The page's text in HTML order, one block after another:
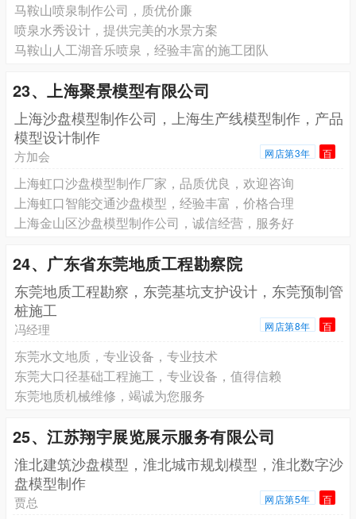
马鞍山喷泉制作公司，质优价廉
喷泉水秀设计，提供完美的水景方案
马鞍山人工湖音乐喷泉，经验丰富的施工团队
23、上海聚景模型有限公司
上海沙盘模型制作公司，上海生产线模型制作，产品
模型设计制作
方加会 网店第3年 百
上海虹口沙盘模型制作厂家，品质优良，欢迎咨询
上海虹口智能交通沙盘模型，经验丰富，价格合理
上海金山区沙盘模型制作公司，诚信经营，服务好
24、广东省东莞地质工程勘察院
东莞地质工程勘察，东莞基坑支护设计，东莞预制管
桩施工
冯经理 网店第8年 百
东莞水文地质，专业设备，专业技术
东莞大口径基础工程施工，专业设备，值得信赖
东莞地质机械维修，竭诚为您服务
25、江苏翔宇展览展示服务有限公司
淮北建筑沙盘模型，淮北城市规划模型，淮北数字沙
盘模型制作
贾总 网店第5年 百